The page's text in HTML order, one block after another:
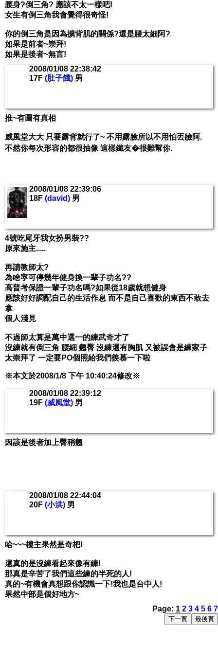
腰身?倒三角? 應該不太一樣吧!
女生有倒三角我會覺得很奇怪!
你的倒三角是因為擴背肌的關係?還是腰太細阿?
如果是前者~崇拜!
如果是後者~無言!
2008/01/08 22:38:42
17F (肚子餓) 男
推~有圖有真相
威風堂大大 只要露背就行了~ 不用露臉所以不用怕丟臉阿.
不然你每次形容的都很抽像 這樣鐵友�很難幫你.
2008/01/08 22:39:06
18F (david) 男
4號吃尾牙我女扮男裝??
原來施主.....
再請教師太?
為啥寧可停幾年健身換一辈子功名??
高普考保證一輩子功名嗎?如果從18歲就想健身
應該好好調配自己的生活作息 而不是自己喜歡的東西不敢去
拿
個人淺見
不過師太算是萬中選一的練武奇才了
沒練就有倒三角 腰細 翹臀 沒練還有胸肌 又被誤會是練家子
太崇拜了 一定要PO個照給我們羨慕一下啦
※本文於2008/1/8 下午 10:40:24修改※
2008/01/08 22:39:12
19F (威風堂) 男
因該是後者加上臀稍翹
2008/01/08 22:44:04
20F (小洪) 男
哈~~~樓主果然是奇杷!
還真的是沒練看起來像有練!
那真是辛苦了我們這些練的半死的人!
真的~有機會真想跟你認識一下!我也是台中人!
果然中部是個好地方~
Page: 1 2 3 4 5 6 7